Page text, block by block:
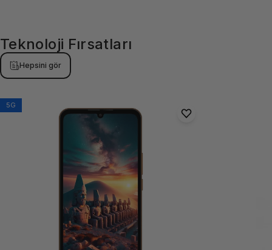
Teknoloji Fırsatları
Hepsini gör
5G